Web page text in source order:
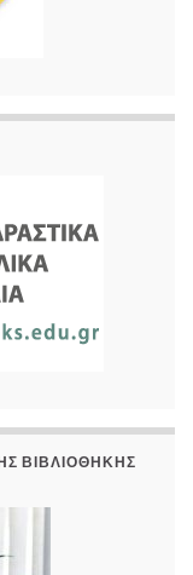
ΒΙΒΛΙΟΘΉΚΗΣ